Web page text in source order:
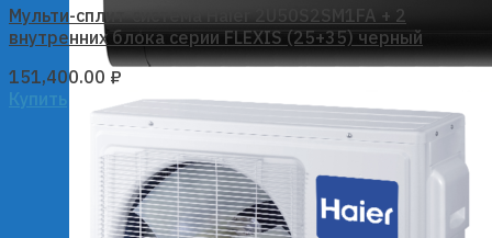
Мульти-сплит-система Haier 2U50S2SM1FA + 2
внутренних блока серии FLEXIS (25+35) черный
151,400.00 ₽
Купить